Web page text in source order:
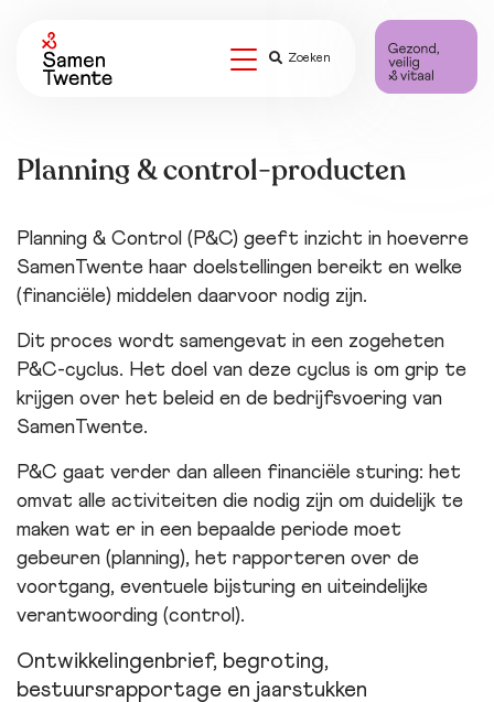
Zoeken
Planning & control-producten
Planning & Control (P&C) geeft inzicht in hoeverre
SamenTwente haar doelstellingen bereikt en welke
(financiële) middelen daarvoor nodig zijn.
Dit proces wordt samengevat in een zogeheten
P&C-cyclus. Het doel van deze cyclus is om grip te
krijgen over het beleid en de bedrijfsvoering van
SamenTwente.
P&C gaat verder dan alleen financiële sturing: het
omvat alle activiteiten die nodig zijn om duidelijk te
maken wat er in een bepaalde periode moet
gebeuren (planning), het rapporteren over de
voortgang, eventuele bijsturing en uiteindelijke
verantwoording (control).
Ontwikkelingenbrief, begroting,
bestuursrapportage en jaarstukken